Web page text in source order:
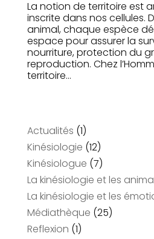
La notion de territoire est
inscrite dans nos cellules.
animal, chaque espèce
espace pour assurer la
nourriture, protection du
reproduction. Chez
territoire...
Actualités (1)
Kinésiologie (12)
Kinésiologue (7)
La kinésiologie et les
La kinésiologie et les
Médiathèque (25)
Reflexion (1)